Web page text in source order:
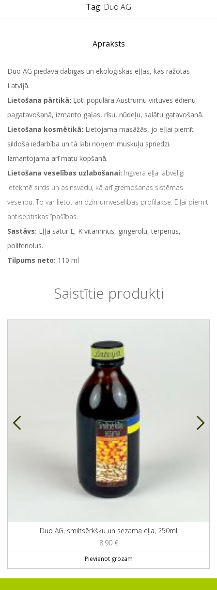
Tag: Duo AG
Apraksts
Duo AG piedāvā dabīgas un ekoloģiskas eļļas, kas ražotas
Latvijā.
Lietošana pārtikā: Ļoti populāra Austrumu virtuves ēdienu
pagatavošanā, izmanto gaļas, rīsu, nūdeļu, salātu gatavošanā.
Lietošana kosmētikā: Lietojama masāžās, jo eļļai piemīt
sildoša iedarbība un tā labi noņem muskuļu spriedzi.
Izmantojama arī matu kopšanā.
Lietošana veselības uzlabošanai: Ingvera eļļa labvēlīgi
ietekmē sirds un asinsvadu, kā arī gremošanas sistēmas
veselību. To var lietot arī dzimumveselības profilaksē. Eļļai piemīt
antiseptiskas īpašības.
Sastāvs: Eļļa satur E, K vitamīnus, gingerolu, terpēnus,
polifenolus.
Tilpums neto: 110 ml
Saistītie produkti
Duo AG, smiltsērkšķu un sezama eļļa, 250ml
8,90 €
Pievienot grozam